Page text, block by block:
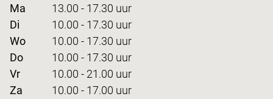
Ma
13.00 - 17.30 uur
Di
10.00 - 17.30 uur
Wo
10.00 - 17.30 uur
Do
10.00 - 17.30 uur
Vr
10.00 - 21.00 uur
Za
10.00 - 17.00 uur